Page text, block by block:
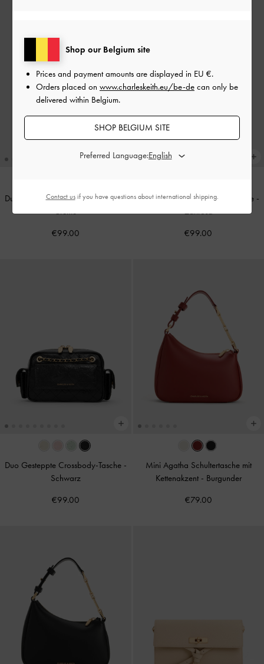
Duo Gesteppte Crossbody-Tasche-
Crème
€99.00
Duo Gesteppte Crossbody-Tasche -
Zartrosa
€99.00
Duo Gesteppte Crossbody-Tasche -
Schwarz
€99.00
Mini Agatha Schultertasche mit
Kettenakzent - Burgunder
€79.00
Shop our Belgium site
Prices and payment amounts are displayed in EU €.
Orders placed on www.charleskeith.eu/be-de can only be
delivered within Belgium.
SHOP BELGIUM SITE
Preferred Language:
Contact usif you have questions about international shipping.